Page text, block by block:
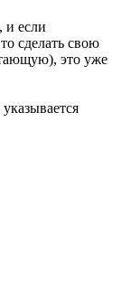
и если
сделать свою
это уже